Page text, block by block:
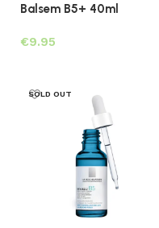
Balsem B5+ 40ml
€
SOLD OUT